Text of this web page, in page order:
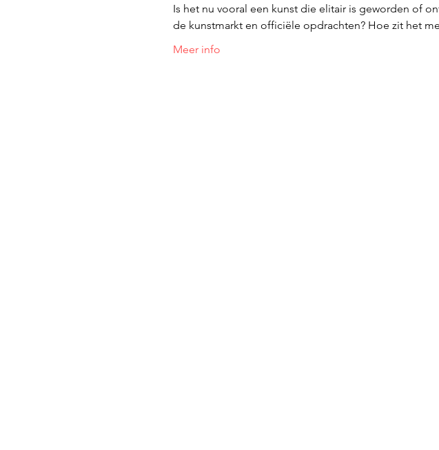
Is het nu vooral een kunst die elitair is geworden of
de kunstmarkt en officiële opdrachten? Hoe zit het
Meer info